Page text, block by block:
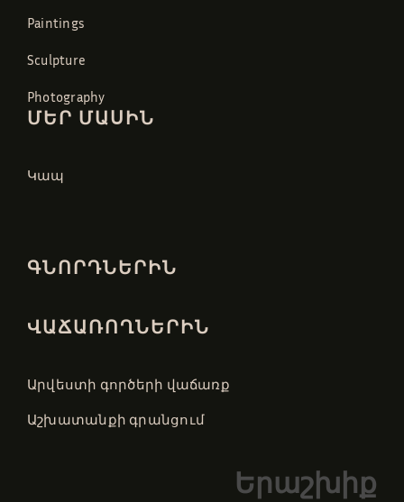
Paintings
Sculpture
Photography
ՄԵՐ ՄԱՍԻՆ
Կապ
ԳՆՈՐԴՆԵՐԻՆ
ՎԱՃԱՌՈՂՆԵՐԻՆ
Արվեստի գործերի վաճառք
Աշխատանքի գրանցում
Երաշխիք